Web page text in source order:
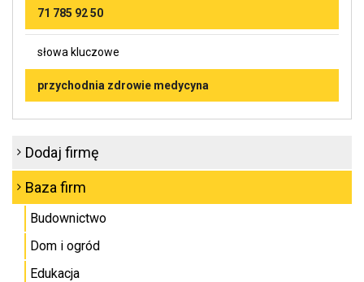
71 785 92 50
słowa kluczowe
przychodnia zdrowie medycyna
Dodaj firmę
Baza firm
Budownictwo
Dom i ogród
Edukacja